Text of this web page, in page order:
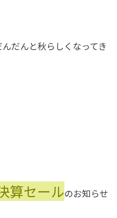
だんと秋らしくなってき
算セールのお知らせ